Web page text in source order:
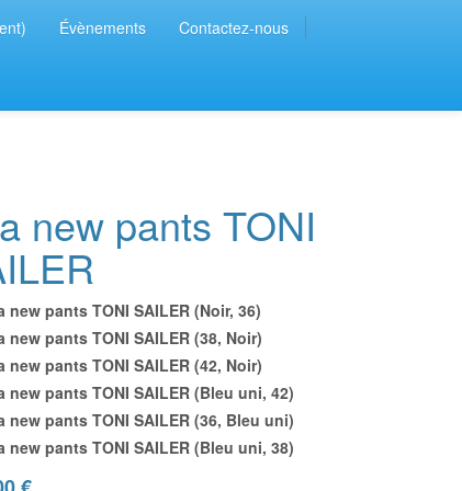
Évènements Contactez-nous
new pants TONI
new pants TONI SAILER (Noir, 36)
new pants TONI SAILER (38, Noir)
new pants TONI SAILER (42, Noir)
new pants TONI SAILER (Bleu uni, 42)
new pants TONI SAILER (36, Bleu uni)
new pants TONI SAILER (Bleu uni, 38)